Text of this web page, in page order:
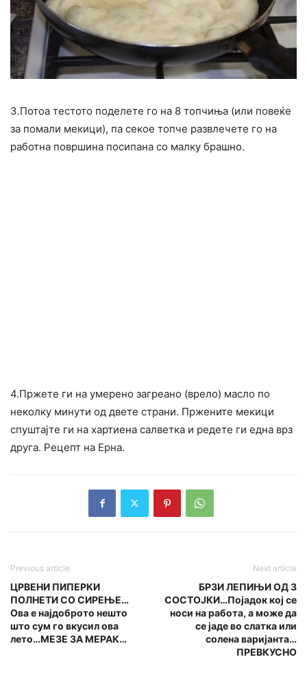
3.Потоа тестото поделете го на 8 топчиња (или повеќе
за помали мекици), па секое топче развлечете го на
работна површина посипана со малку брашно.
4.Пржете ги на умерено загреано (врело) масло по
неколку минути од двете страни. Пржените мекици
спуштајте ги на хартиена салветка и редете ги една врз
друга. Рецепт на Ерна.
Previous article
ЦРВЕНИ ПИПЕРКИ
ПОЛНЕТИ СО СИРЕЊЕ…
Ова е најдоброто нешто
што сум го вкусил ова
лето…МЕЗЕ ЗА МЕРАК…
Next article
БРЗИ ЛЕПИЊИ ОД 3
СОСТОЈКИ…Појадок кој се
носи на работа, а може да
се јаде во слатка или
солена варијанта…
ПРЕВКУСНО